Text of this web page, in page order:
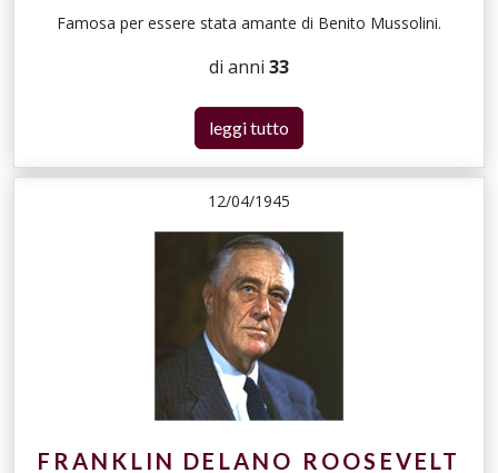
Famosa per essere stata amante di Benito Mussolini.
di anni 33
leggi tutto
12/04/1945
FRANKLIN DELANO ROOSEVELT